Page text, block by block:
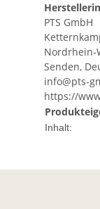
PTS GmbH
Nordrhein-
Senden,
info@pts-
https://
Inhalt: